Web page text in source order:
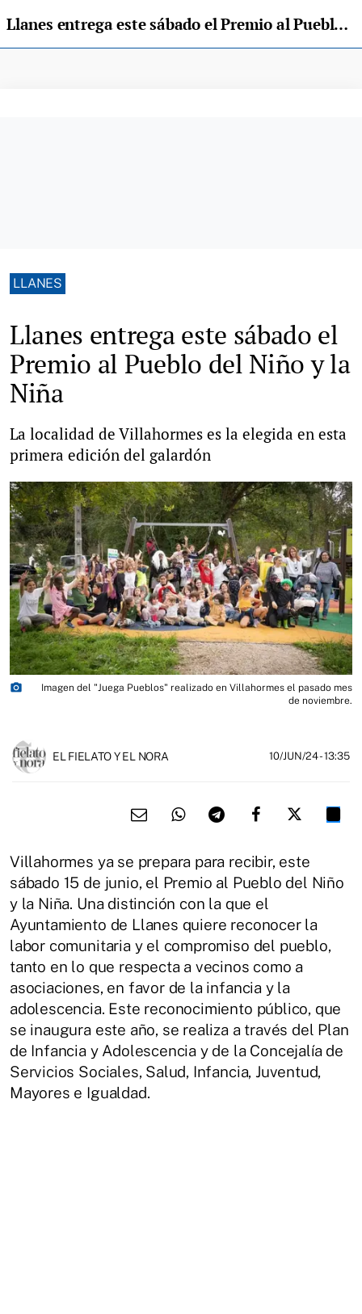
Llanes entrega este sábado el Premio al Pueblo del Niño y la Niña
LLANES
Llanes entrega este sábado el
Premio al Pueblo del Niño y la
Niña
La localidad de Villahormes es la elegida en esta
primera edición del galardón
photo_camera
Imagen del "Juega Pueblos" realizado en Villahormes el pasado mes
de noviembre.
EL FIELATO Y EL NORA 10/JUN/24- 13:35
Villahormes ya se prepara para recibir, este
sábado 15 de junio, el Premio al Pueblo del Niño
y la Niña. Una distinción con la que el
Ayuntamiento de Llanes quiere reconocer la
labor comunitaria y el compromiso del pueblo,
tanto en lo que respecta a vecinos como a
asociaciones, en favor de la infancia y la
adolescencia. Este reconocimiento público, que
se inaugura este año, se realiza a través del Plan
de Infancia y Adolescencia y de la Concejalía de
Servicios Sociales, Salud, Infancia, Juventud,
Mayores e Igualdad.